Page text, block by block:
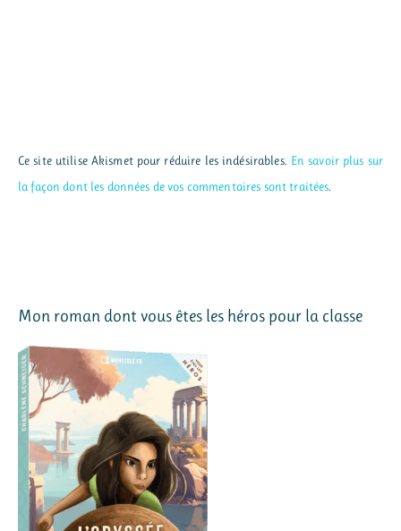
Ce site utilise Akismet pour réduire les indésirables. En savoir plus sur
la façon dont les données de vos commentaires sont traitées.
Mon roman dont vous êtes les héros pour la classe